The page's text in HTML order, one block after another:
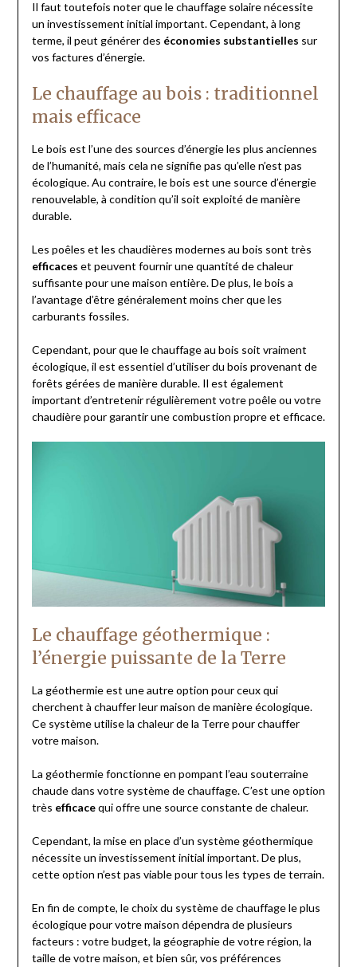
Il faut toutefois noter que le chauffage solaire nécessite
un investissement initial important. Cependant, à long
terme, il peut générer des économies substantielles sur
vos factures d’énergie.
Le chauffage au bois : traditionnel
mais efficace
Le bois est l’une des sources d’énergie les plus anciennes
de l’humanité, mais cela ne signifie pas qu’elle n’est pas
écologique. Au contraire, le bois est une source d’énergie
renouvelable, à condition qu’il soit exploité de manière
durable.
Les poêles et les chaudières modernes au bois sont très
efficaces et peuvent fournir une quantité de chaleur
suffisante pour une maison entière. De plus, le bois a
l’avantage d’être généralement moins cher que les
carburants fossiles.
Cependant, pour que le chauffage au bois soit vraiment
écologique, il est essentiel d’utiliser du bois provenant de
forêts gérées de manière durable. Il est également
important d’entretenir régulièrement votre poêle ou votre
chaudière pour garantir une combustion propre et efficace.
Le chauffage géothermique :
l’énergie puissante de la Terre
La géothermie est une autre option pour ceux qui
cherchent à chauffer leur maison de manière écologique.
Ce système utilise la chaleur de la Terre pour chauffer
votre maison.
La géothermie fonctionne en pompant l’eau souterraine
chaude dans votre système de chauffage. C’est une option
très efficacequi offre une source constante de chaleur.
Cependant, la mise en place d’un système géothermique
nécessite un investissement initial important. De plus,
cette option n’est pas viable pour tous les types de terrain.
En fin de compte, le choix du système de chauffage le plus
écologique pour votre maison dépendra de plusieurs
facteurs : votre budget, la géographie de votre région, la
taille de votre maison, et bien sûr, vos préférences